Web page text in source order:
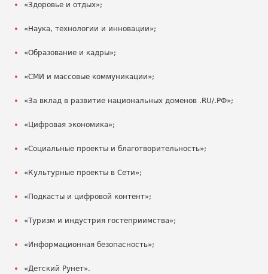
«Здоровье и отдых»;
«Наука, технологии и инновации»;
«Образование и кадры»;
«СМИ и массовые коммуникации»;
«За вклад в развитие национальных доменов .RU/.РФ»;
«Цифровая экономика»;
«Социальные проекты и благотворительность»;
«Культурные проекты в Сети»;
«Подкасты и цифровой контент»;
«Туризм и индустрия гостеприимства»;
«Информационная безопасность»;
«Детский Рунет».